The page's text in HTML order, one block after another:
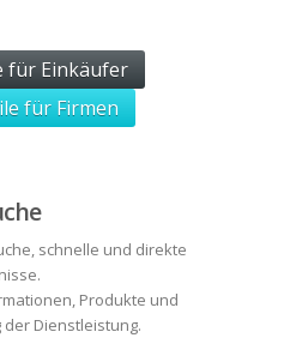
für Einkäufer
für Firmen
schnelle und direkte
Produkte und
Dienstleistung.